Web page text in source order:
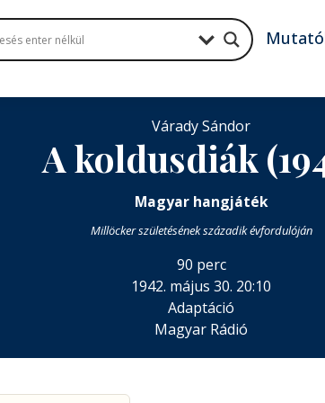
Várady Sándor
A koldusdiák
Magyar hangjáték
Millöcker születésének századik évfordulóján
90 perc
1942. május 30. 20:10
Adaptáció
Magyar Rádió